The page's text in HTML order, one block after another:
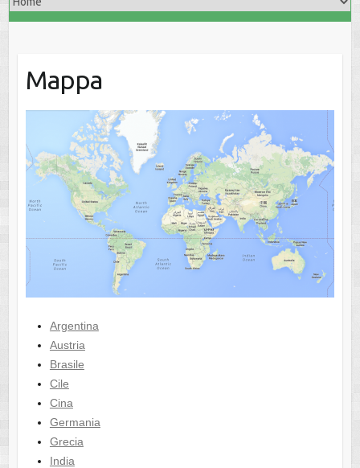
Mappa
Argentina
Austria
Brasile
Cile
Cina
Germania
Grecia
India